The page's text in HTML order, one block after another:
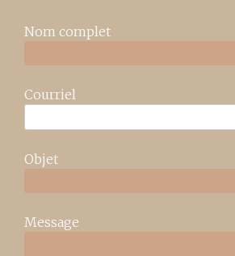
Nom complet
Courriel
Objet
Message